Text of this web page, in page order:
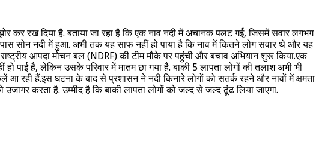
रख दिया है. बताया जा रहा है कि एक नाव नदी में अचानक पलट गई, जिसमें सवार लगभग
सोन नदी में हुआ. अभी तक यह साफ नहीं हो पाया है कि नाव में कितने लोग सवार थे और यह
आपदा मोचन बल (NDRF) की टीम मौके पर पहुंची और बचाव अभियान शुरू किया.एक
है, लेकिन उसके परिवार में मातम छा गया है. बाकी 5 लापता लोगों की तलाश अभी भी
रही हैं.इस घटना के बाद से प्रशासन ने नदी किनारे लोगों को सतर्क रहने और नावों में क्षमता
करता है. उम्मीद है कि बाकी लापता लोगों को जल्द से जल्द ढूंढ लिया जाएगा.